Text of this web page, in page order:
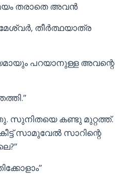
തരാതെ അവൻ
തീർത്ഥയാത്ര
പറയാനുള്ള അവന്റെ
സുനിതയെ കണ്ടു മുറ്റത്ത്.
സാമുവേൽ സാറിന്റെ